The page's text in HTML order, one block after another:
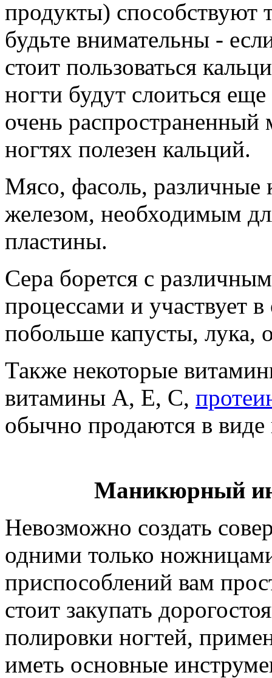
продукты) способствуют
будьте внимательны -
стоит пользоваться
ногти будут слоиться
очень
ногтях полезен кальций.
Мясо, фасоль,
железом, необходимым
пластины.
Сера борется с
процессами и участвует
побольше капусты, лука,
Также некоторые
витамины А, Е, С,
обычно продаются в
Маникюрный
Невозможно создать
одними только
приспособлений вам
стоит закупать
полировки ногтей,
иметь основные